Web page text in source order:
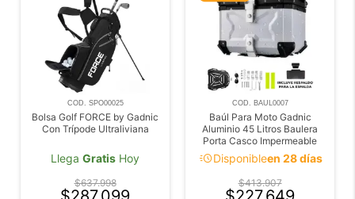
COD. SPO00025
Bolsa Golf FORCE by Gadnic
Con Trípode Ultraliviana
Llega Gratis Hoy
$637.998
COD. BAUL0007
Baúl Para Moto Gadnic
Aluminio 45 Litros Baulera
Porta Casco Impermeable
Cierre Con Llave
acuteDisponibleen 28 días
$413.907